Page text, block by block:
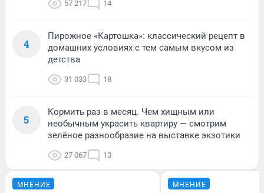
57 217 14
4
Пирожное «Картошка»: классический рецепт в
домашних условиях с тем самым вкусом из
детства
31 033 18
5
Кормить раз в месяц. Чем хищным или
необычным украсить квартиру — смотрим
зелёное разнообразие на выставке экзотики
27 067 13
МНЕНИЕ МНЕНИЕ